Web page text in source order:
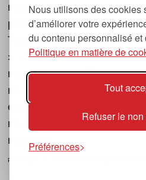
Nous utilisons des cookies
d’améliorer votre
du contenu personnalisé et
Politique en matière de
Tout
Refuser le
Préférences
musique et les nouvelles
première parution date de
Tsugi en japonais signifie
», ce qui correspond à la
magazine, à l’affût des
musicales, qu’elles
électronique, du rock ou
nouveaux phénomènes
musique.
POLITIQUE DE COOKIES (UE)